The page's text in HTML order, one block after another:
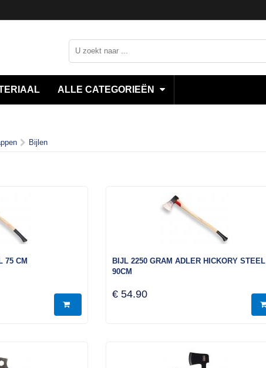
ALLE CATEGORIEËN
Bijlen
75 CM
BIJL 2250 GRAM ADLER HICKORY STEEL
90CM
€ 54.90